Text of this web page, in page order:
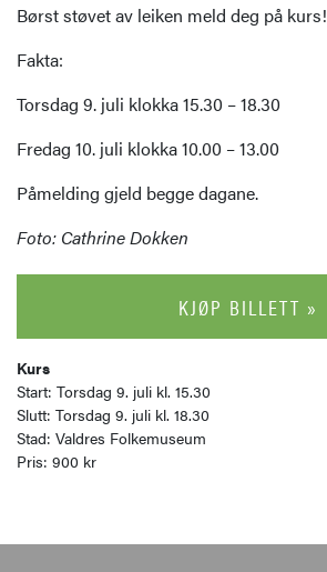
Børst støvet av leiken meld deg på kurs!
Fakta:
Torsdag 9. juli klokka 15.30 – 18.30
Fredag 10. juli klokka 10.00 – 13.00
Påmelding gjeld begge dagane.
Foto: Cathrine Dokken
KJØP BILLETT »
Kurs
Start: Torsdag 9. juli kl. 15.30
Slutt: Torsdag 9. juli kl. 18.30
Stad: Valdres Folkemuseum
Pris: 900 kr